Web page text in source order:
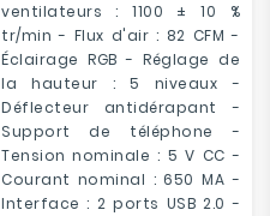
ventilateurs : 1100 ± 10 %
tr/min - Flux d'air : 82 CFM -
Éclairage RGB - Réglage de
la hauteur : 5 niveaux -
Déflecteur antidérapant -
Support de téléphone -
Tension nominale : 5 V CC -
Courant nominal : 650 MA -
Interface : 2 ports USB 2.0 -